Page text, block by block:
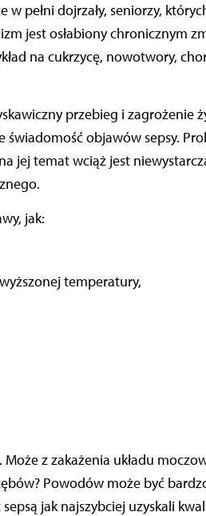
pełni dojrzały, seniorzy,
jest osłabiony chronicznym
na cukrzycę, nowotwory,
przebieg i zagrożenie
świadomość objawów sepsy.
jej temat wciąż jest
jak:
temperatury,
Może z zakażenia układu
Powodów może być
jak najszybciej uzyskali